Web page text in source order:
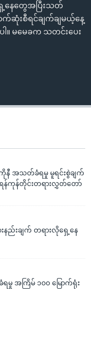
ေ့နေတွေအပြီးသတ်
က်ဆုံးစီရင်ချက်ချမယ့်နေ့
မမေခက သတင်းပေး
ကိုနီ အသတ်ခံရမှု မူရင်းစွဲချက်
ရန်ကုန်တိုင်းတရားလွှတ်တော်
နည်းချက် တရားလိုရှေ့နေ
မှု အကြိမ် ၁၀၀ မြောက်ရုံး